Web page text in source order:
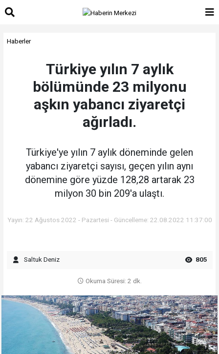
Haberler
Türkiye yılın 7 aylık
bölümünde 23 milyonu
aşkın yabancı ziyaretçi
ağırladı.
Türkiye'ye yılın 7 aylık döneminde gelen
yabancı ziyaretçi sayısı, geçen yılın aynı
dönemine göre yüzde 128,28 artarak 23
milyon 30 bin 209'a ulaştı.
Yayın: 22 Ağustos 2022 - Pazartesi - Güncelleme: 22.08.2022 11:37:00
Saltuk Deniz 805
Okuma Süresi: 2 dk.